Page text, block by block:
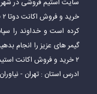
دوتا 2 یک بازی
مختلفی مانند
موفقیت در بازی تقویت
کرده است و خداوند را
۲ خرید و فروش اکانت استیم خرید و فروش بازی سی اس گو تخصص ماست.
ادرس استان : تهران - نیاوران برج